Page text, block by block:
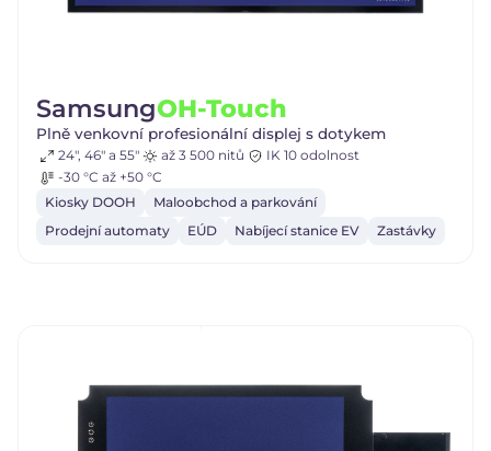
SamsungOH-Touch
Plně venkovní profesionální displej s dotykem
24", 46" a 55" až 3 500 nitů
IK 10 odolnost
-30 °C až +50 °C
Kiosky DOOH
Maloobchod a parkování
Prodejní automaty
EÚD Nabíjecí stanice EV Zastávky